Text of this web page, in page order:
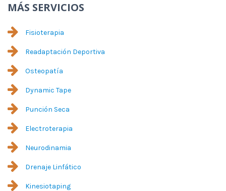
MÁS SERVICIOS
Fisioterapia
Readaptación Deportiva
Osteopatía
Dynamic Tape
Punción Seca
Electroterapia
Neurodinamia
Drenaje Linfático
Kinesiotaping